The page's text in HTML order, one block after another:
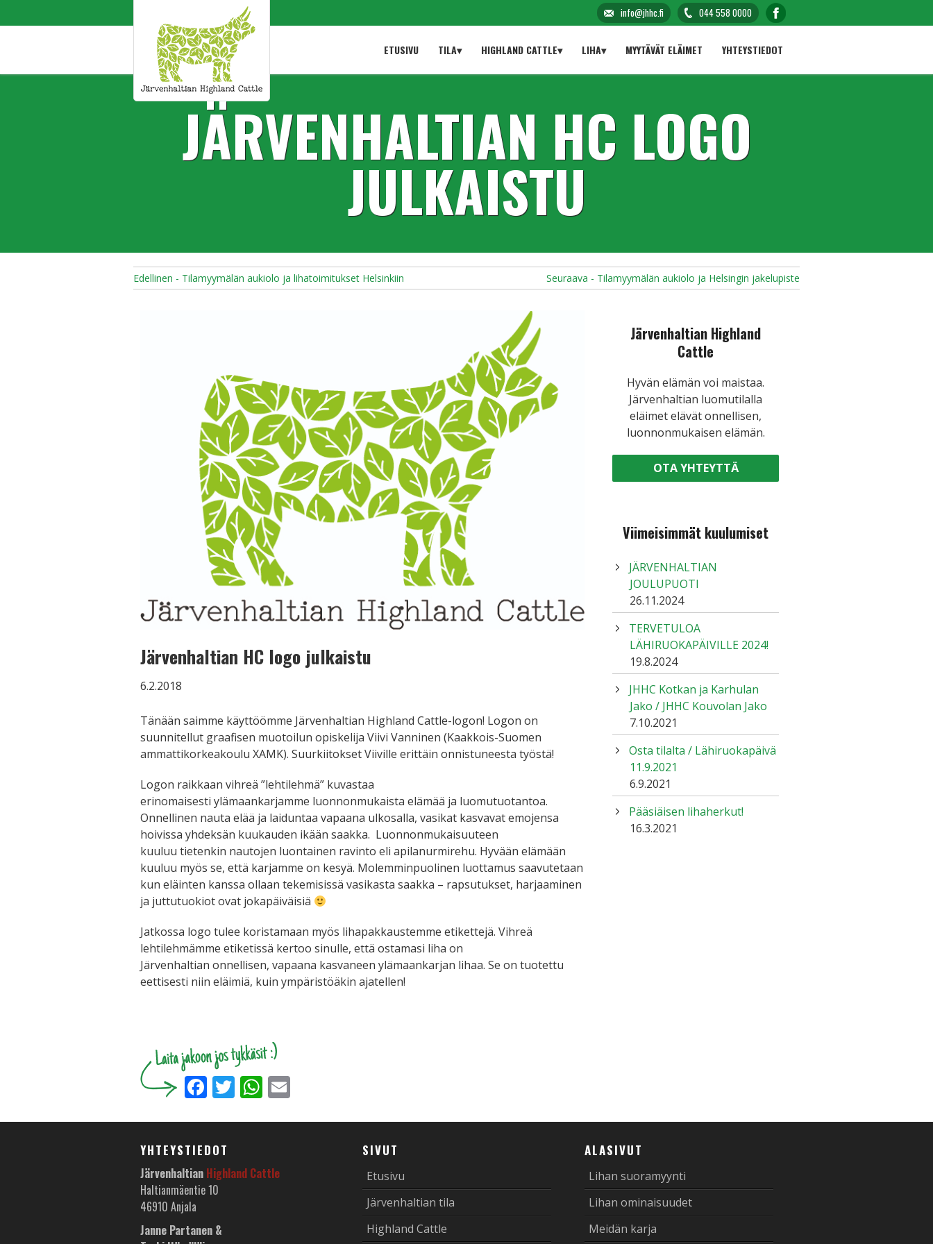
044 558 0000
info@jhhc.fi
ETUSIVU TILA▾ HIGHLAND CATTLE▾ LIHA▾ MYYTÄVÄT ELÄIMET YHTEYSTIEDOT
JÄRVENHALTIAN HC LOGO
JULKAISTU
Edellinen - Tilamyymälän aukiolo ja lihatoimitukset Helsinkiin Seuraava - Tilamyymälän aukiolo ja Helsingin jakelupiste
Järvenhaltian HC logo julkaistu
6.2.2018
Tänään saimme käyttöömme Järvenhaltian Highland Cattle-logon! Logon on
suunnitellut graafisen muotoilun opiskelija Viivi Vanninen (Kaakkois-Suomen
ammattikorkeakoulu XAMK). Suurkiitokset Viiville erittäin onnistuneesta työstä!
Logon raikkaan vihreä ”lehtilehmä” kuvastaa
erinomaisesti ylämaankarjamme luonnonmukaista elämää ja luomutuotantoa.
Onnellinen nauta elää ja laiduntaa vapaana ulkosalla, vasikat kasvavat emojensa
hoivissa yhdeksän kuukauden ikään saakka. Luonnonmukaisuuteen
kuuluu tietenkin nautojen luontainen ravinto eli apilanurmirehu. Hyvään elämään
kuuluu myös se, että karjamme on kesyä. Molemminpuolinen luottamus saavutetaan
kun eläinten kanssa ollaan tekemisissä vasikasta saakka – rapsutukset, harjaaminen
ja juttutuokiot ovat jokapäiväisiä
Jatkossa logo tulee koristamaan myös lihapakkaustemme etikettejä. Vihreä
lehtilehmämme etiketissä kertoo sinulle, että ostamasi liha on
Järvenhaltian onnellisen, vapaana kasvaneen ylämaankarjan lihaa. Se on tuotettu
eettisesti niin eläimiä, kuin ympäristöäkin ajatellen!
Facebook
TwitterWhatsApp
Järvenhaltian Highland
Cattle
Hyvän elämän voi maistaa.
Järvenhaltian luomutilalla
eläimet elävät onnellisen,
luonnonmukaisen elämän.
OTA YHTEYTTÄ
Viimeisimmät kuulumiset
JÄRVENHALTIAN
JOULUPUOTI
26.11.2024
TERVETULOA
LÄHIRUOKAPÄIVILLE 2024!
19.8.2024
JHHC Kotkan ja Karhulan
Jako / JHHC Kouvolan Jako
7.10.2021
Osta tilalta / Lähiruokapäivä
11.9.2021
6.9.2021
Pääsiäisen lihaherkut!
16.3.2021
YHTEYSTIEDOT
Järvenhaltian Highland Cattle
Haltianmäentie 10
46910 Anjala
Janne Partanen &
SIVUT
Etusivu
Järvenhaltian tila
Highland Cattle
ALASIVUT
Lihan suoramyynti
Lihan ominaisuudet
Meidän karja